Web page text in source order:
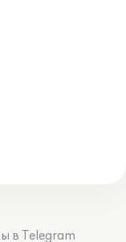
в Telegram